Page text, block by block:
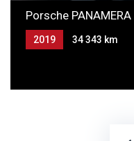
2019 34 343 km